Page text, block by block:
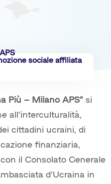
sociale affiliata
Più – Milano APS” si
all’interculturalità,
cittadini ucraini, di
finanziaria,
il Consolato Generale
d’Ucraina in